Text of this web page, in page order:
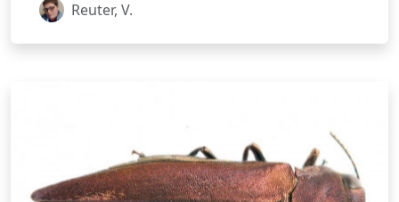
Reuter, V.